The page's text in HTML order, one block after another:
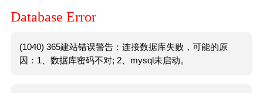
Database Error
(1040) 365建站错误警告：连接数据库失败，可能的原
因：1、数据库密码不对; 2、mysql未启动。